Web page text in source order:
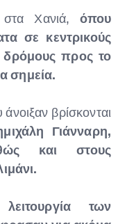
στα Χανιά,όπου
σε κεντρικούς
δρόμους προς το
σημεία.
βρίσκονται
Γιάνναρη,
και στους
των